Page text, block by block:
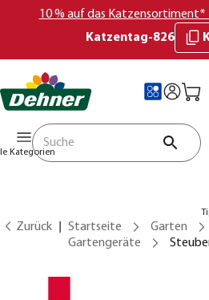
10 % auf das
Katzentag-826
Kategorien
Zurück Startseite Garten
Gartengeräte